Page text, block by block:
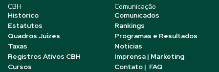
CBH
Histórico
Estatutos
Quadros Juízes
Taxas
Registros Ativos CBH
Cursos
Comunicação
Comunicados
Rankings
Programas e Resultados
Notícias
Imprensa | Marketing
Contato | FAQ